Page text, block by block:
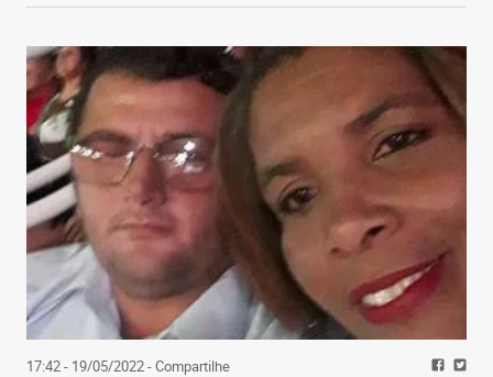
17:42 - 19/05/2022- Compartilhe